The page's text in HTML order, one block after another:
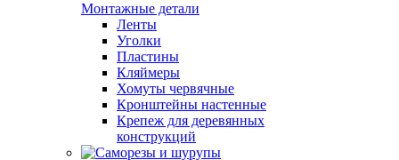
Монтажные детали
Ленты
Уголки
Пластины
Кляймеры
Хомуты червячные
Кронштейны настенные
Крепеж для деревянных
конструкций